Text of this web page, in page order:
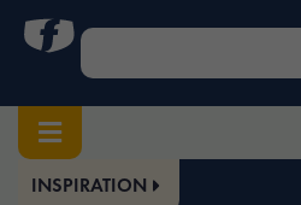
INSPIRATION
Hem/Tillbehör / Bälten